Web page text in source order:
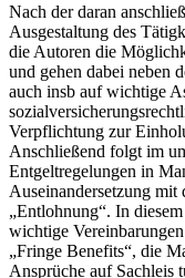
Nach der daran
Ausgestaltung des
die Autoren die
und gehen dabei neben
auch insb auf wichtige
Verpflichtung zur
Anschließend folgt im
Entgeltregelungen in
Auseinandersetzung mit
„Entlohnung“. In
wichtige
„Fringe Benefits“, die
Ansprüche auf Sachleis